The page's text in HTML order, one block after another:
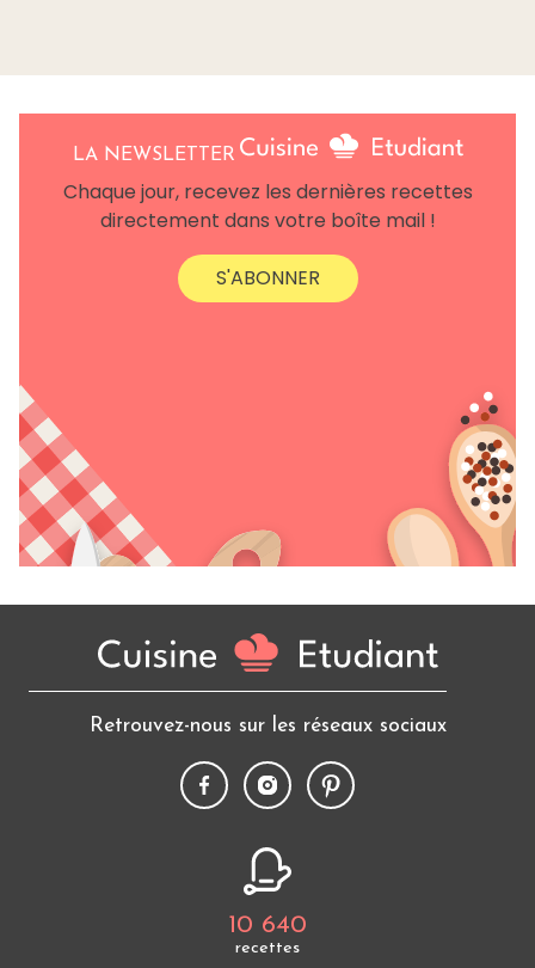
LA NEWSLETTER
Chaque jour, recevez les dernières recettes
directement dans votre boîte mail !
S'ABONNER
Retrouvez-nous sur les réseaux sociaux
10 640
recettes